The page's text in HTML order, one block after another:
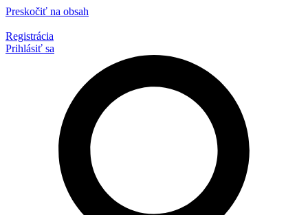
Preskočiť na obsah
Registrácia
Prihlásiť sa